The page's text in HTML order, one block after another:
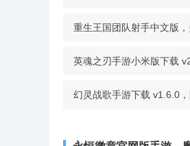
选武器上手佳 v1.0 安卓版
重生王国团队射手中文版
刺激战场，真实射击手感代
英魂之刃手游小米版下载
即送龙骑士、暗翼骨龙皮
幻灵战歌手游下载 v1.6.0